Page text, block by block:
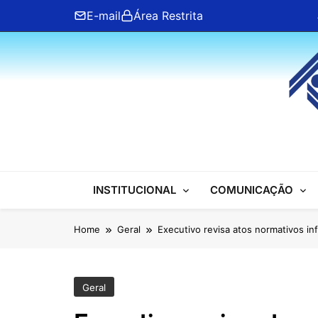
content
E-mail Área Restrita
ANFIP Nacional
INSTITUCIONAL COMUNICAÇÃO
Home Geral Executivo revisa atos normativos
Geral